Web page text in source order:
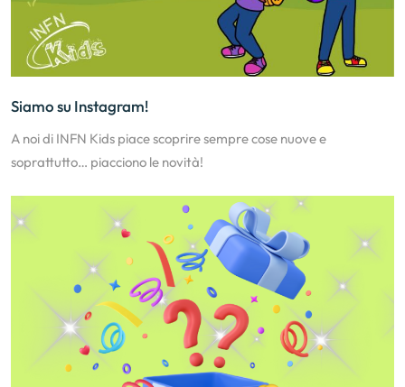
Siamo su Instagram!
A noi di INFN Kids piace scoprire sempre cose nuove e
soprattutto… piacciono le novità!